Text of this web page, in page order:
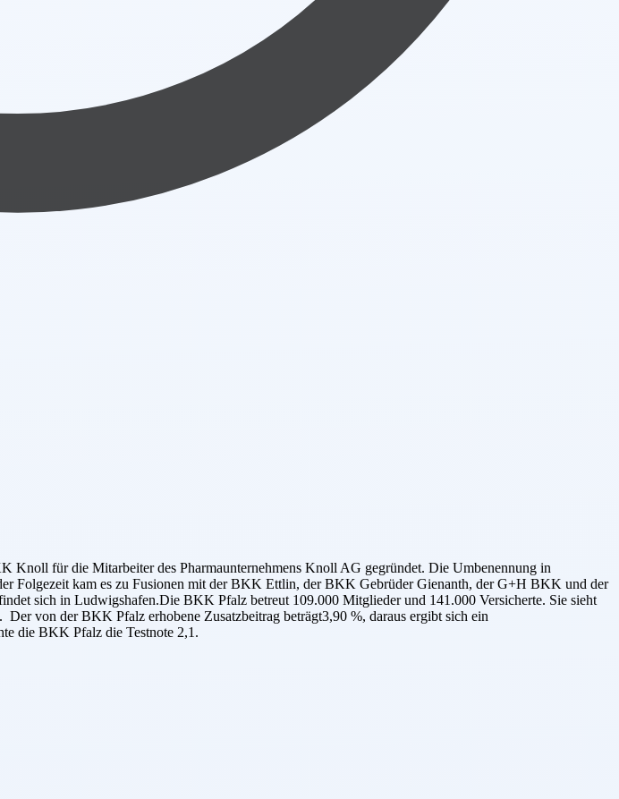
für die Mitarbeiter des Pharmaunternehmens Knoll AG gegründet. Die Umbenennung in
Folgezeit kam es zu Fusionen mit der BKK Ettlin, der BKK Gebrüder Gienanth, der G+H BKK und der
sich in Ludwigshafen.Die BKK Pfalz betreut 109.000 Mitglieder und 141.000 Versicherte. Sie sieht
von der BKK Pfalz erhobene Zusatzbeitrag beträgt3,90 %, daraus ergibt sich ein
die BKK Pfalz die Testnote 2,1.